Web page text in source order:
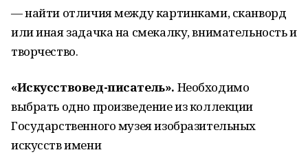
— найти отличия между картинками, сканворд
или иная задачка на смекалку, внимательность и
творчество.
«Искусствовед-писатель». Необходимо
выбрать одно произведение из коллекции
Государственного музея изобразительных
искусств имени